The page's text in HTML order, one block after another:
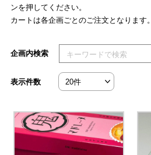
ンを押してください。
カートは各企画ごとのご注文となります。
検索キーワードを入力してください
企画内検索
表示件数